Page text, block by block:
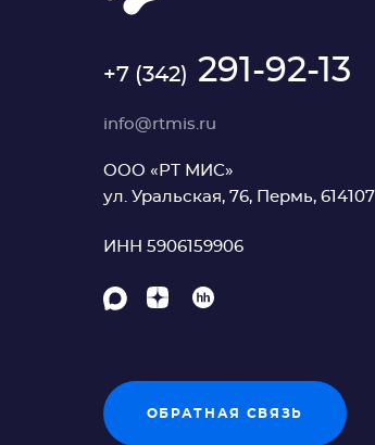
+7 (342) 291-92-13
info@rtmis.ru
ООО «РТ МИС»
ул. Уральская, 76, Пермь, 614107
ИНН 5906159906
ОБРАТНАЯ СВЯЗЬ